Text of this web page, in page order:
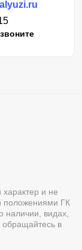
и не
положениями ГК
наличии, видах,
обращайтесь в